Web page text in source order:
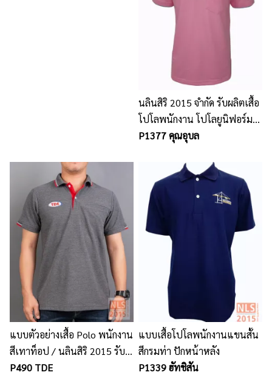
นลินสิริ 2015 จำกัด รับผลิตเสื้อ
โปโลพนักงาน โปโลยูนิฟอร์ม
พนักงาน พร้อมปักโลโก้
P1377 คุณอุบล
แบบตัวอย่างเสื้อ Polo พนักงาน
สีเทาท็อป / นลินสิริ 2015 รับ
ผลิตยูนิฟอร์มพนักงาน เสื้อ
P490 TDE
แบบเสื้อโปโลพนักงานแขนสั้น
สีกรมท่า ปักหน้าหลัง
P1339 ฮัทชิสัน